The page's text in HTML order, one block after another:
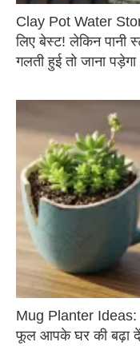
Clay Pot Water
लिए बेस्ट! लेकिन पानी
गलती हुई तो जाना
Mug Planter Ideas:
फूल आपके घर की बढ़ा